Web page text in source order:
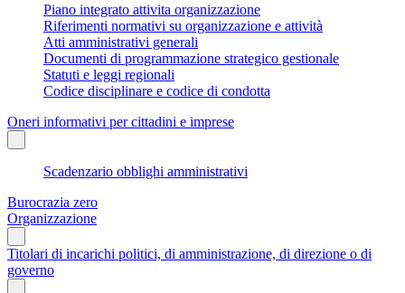
Piano integrato attivita organizzazione
Riferimenti normativi su organizzazione e attività
Atti amministrativi generali
Documenti di programmazione strategico gestionale
Statuti e leggi regionali
Codice disciplinare e codice di condotta
Oneri informativi per cittadini e imprese
Scadenzario obblighi amministrativi
Burocrazia zero
Organizzazione
Titolari di incarichi politici, di amministrazione, di direzione o di
governo